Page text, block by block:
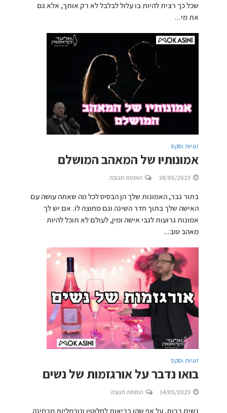
שכל כך רצית להיות בו עלול לבלבל לא רק אותך, אלא גם
את מי...
זוגיות וסקס
אמונותיו של המאהב המושלם
28/05/2023 הוספת תגובה
בתור גבר, האמונות שלך הן הבסיס לכל מה שאתה עושה עם
האישה שלך בתוך חדר השינה וגם מחוצה לו. אם יש לך
אמונות גרועות לגבי אישה ומין, לעולם לא תוכל להיות
מאהב טוב...
זוגיות וסקס
בואו נדבר על אורגזמות של נשים
14/05/2023 הוספת תגובה
נשים רבות, על אף שהן בריאות לחלוטין ונורמליות מבחינה